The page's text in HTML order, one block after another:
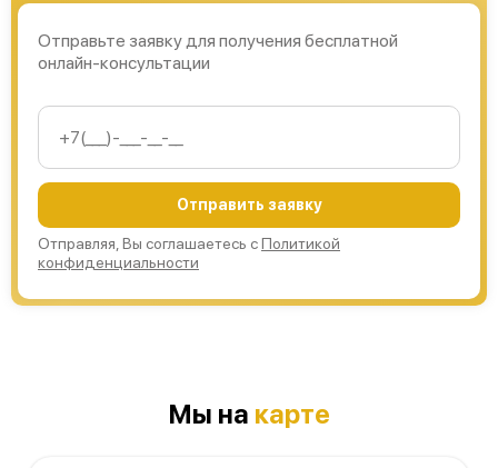
Отправьте заявку для получения бесплатной
онлайн-консультации
Отправить заявку
Отправляя, Вы соглашаетесь сПолитикой
конфиденциальности
Мы на карте